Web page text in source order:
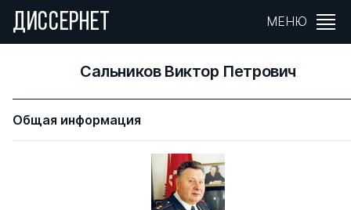
ДИССЕРНЕТ МЕНЮ
Сальников Виктор Петрович
Общая информация